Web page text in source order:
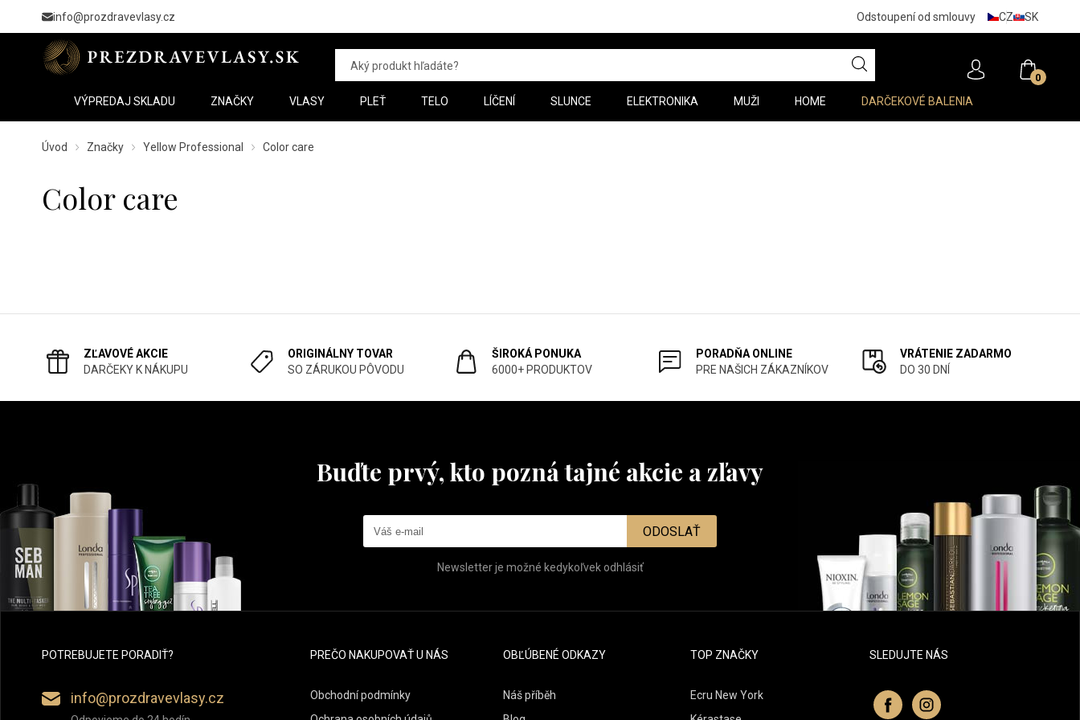
info@prozdravevlasy.cz Odstoupení od smlouvy CZ SK
0
VÝPREDAJ SKLADU ZNAČKY VLASY PLEŤ TELO LÍČENÍ SLUNCE ELEKTRONIKA MUŽI HOME DARČEKOVÉ BALENIA
Úvod Značky Yellow Professional Color care
Color care
ZĽAVOVÉ AKCIE
DARČEKY K NÁKUPU
ORIGINÁLNY TOVAR
SO ZÁRUKOU PÔVODU
ŠIROKÁ PONUKA
6000+ PRODUKTOV
PORADŇA ONLINE
PRE NAŠICH ZÁKAZNÍKOV
VRÁTENIE ZADARMO
DO 30 DNÍ
Buďte prvý, kto pozná tajné akcie a zľavy
ODOSLAŤ
Newsletter je možné kedykoľvek odhlásiť
POTREBUJETE PORADIŤ?
info@prozdravevlasy.cz
PREČO NAKUPOVAŤ U NÁS
Obchodní podmínky
OBĽÚBENÉ ODKAZY
Náš příběh
TOP ZNAČKY
Ecru New York
SLEDUJTE NÁS